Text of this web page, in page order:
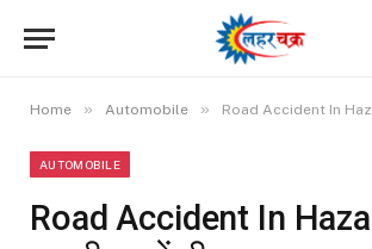
Home » Automobile » Road Accident In Hazaribagh: हजारीबाग में भीषण सड़क हादसा,
AUTOMOBILE
Road Accident In